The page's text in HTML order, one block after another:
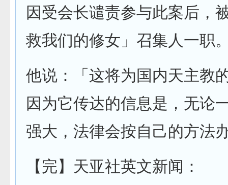
因受会长谴责参与此案后，
救我们的修女」召集人一职
他说：「这将为国内天主教
因为它传达的信息是，无论
强大，法律会按自己的方法
【完】天亚社英文新闻：